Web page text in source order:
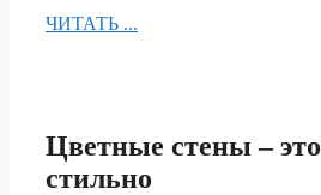
ЧИТАТЬ ...
Цветные стены – это
стильно